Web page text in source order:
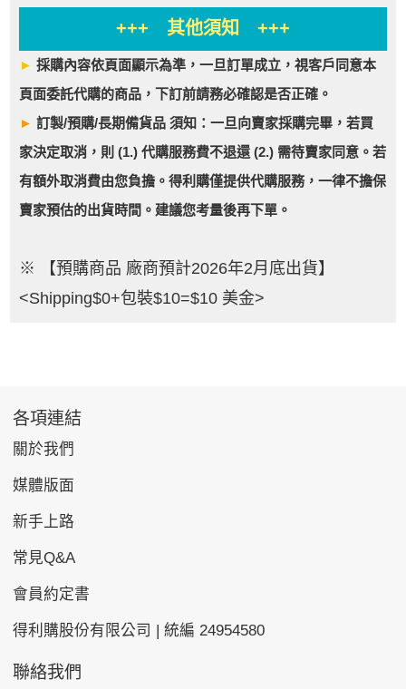
+++ 其他須知 +++
►採購內容依頁面顯示為準，一旦訂單成立，視客戶同意本
頁面委託代購的商品，下訂前請務必確認是否正確。
► 訂製/預購/長期備貨品 須知：一旦向賣家採購完畢，若買
家決定取消，則 (1.) 代購服務費不退還 (2.) 需待賣家同意。若
有額外取消費由您負擔。得利購僅提供代購服務，一律不擔保
賣家預估的出貨時間。建議您考量後再下單。
※ 【預購商品 廠商預計2026年2月底出貨】
<Shipping$0+包裝$10=$10 美金>
各項連結
關於我們
媒體版面
新手上路
常見Q&A
會員約定書
得利購股份有限公司 | 統編 24954580
聯絡我們